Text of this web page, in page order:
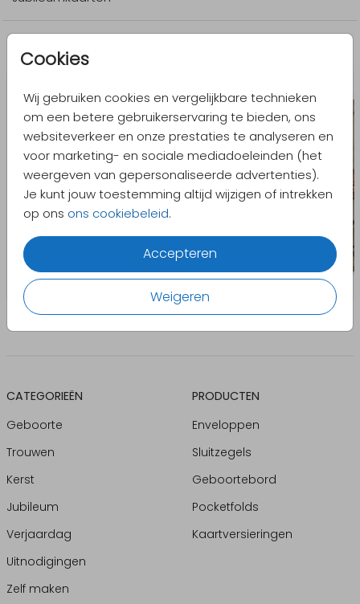
Cookies
Wij gebruiken cookies en vergelijkbare technieken
om een betere gebruikerservaring te bieden, ons
websiteverkeer en onze prestaties te analyseren en
voor marketing- en sociale mediadoeleinden (het
weergeven van gepersonaliseerde advertenties).
Je kunt jouw toestemming altijd wijzigen of intrekken
op ons ons cookiebeleid.
Accepteren
Weigeren
Meer in dezelfde stijl
CATEGORIEËN
Geboorte
Trouwen
Kerst
Jubileum
Verjaardag
Uitnodigingen
Zelf maken
PRODUCTEN
Enveloppen
Sluitzegels
Geboortebord
Pocketfolds
Kaartversieringen